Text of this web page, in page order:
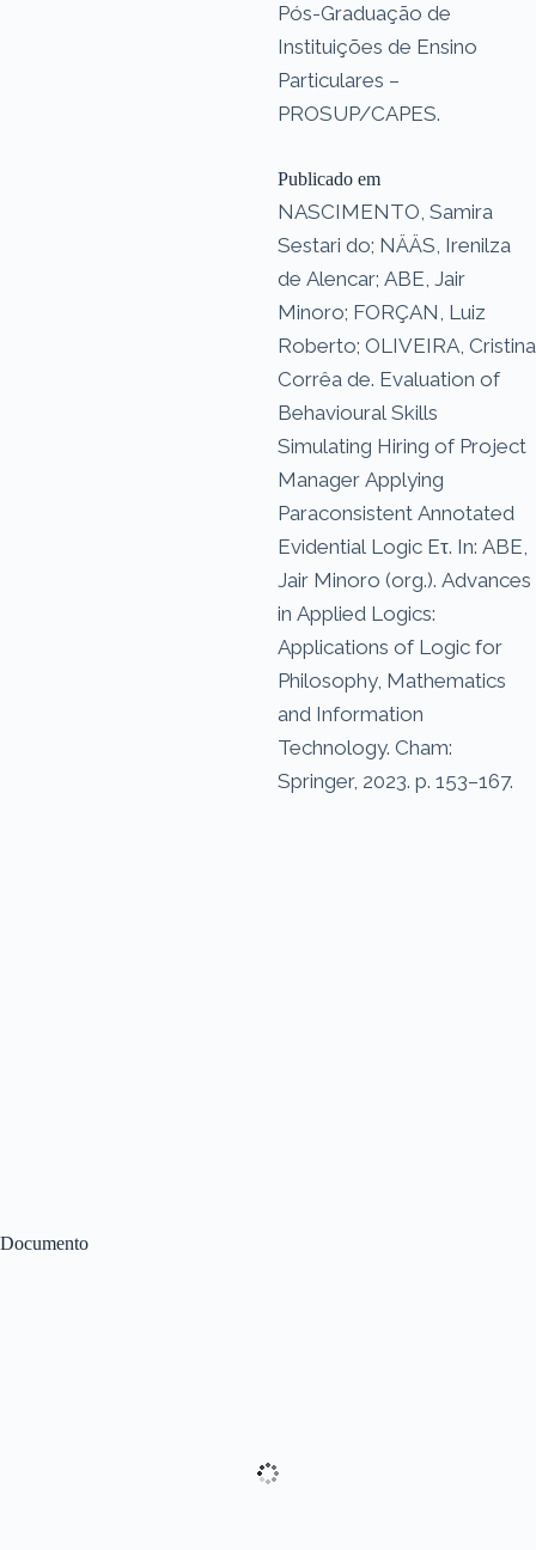
Documento
Pós-Graduação de
Instituições de Ensino
Particulares –
PROSUP/CAPES.
Publicado em
NASCIMENTO, Samira
Sestari do; NÄÄS, Irenilza
de Alencar; ABE, Jair
Minoro; FORÇAN, Luiz
Roberto; OLIVEIRA, Cristina
Corrêa de. Evaluation of
Behavioural Skills
Simulating Hiring of Project
Manager Applying
Paraconsistent Annotated
Evidential Logic Eτ. In: ABE,
Jair Minoro (org.). Advances
in Applied Logics:
Applications of Logic for
Philosophy, Mathematics
and Information
Technology. Cham:
Springer, 2023. p. 153–167.